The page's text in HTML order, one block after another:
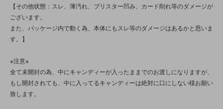
【その他状態：スレ、薄汚れ、ブリスター凹み、カード削れ等のダメージが
ございます。
また、パッケージ内で動く為、本体にもスレ等のダメージはあるかと思いま
す。】
※注意※
全て未開封の為、中にキャンディーが入ったままでのお渡しになりますが、
もし開封されても、中に入ってるキャンディーは絶対に口にしない様お願い
致します。